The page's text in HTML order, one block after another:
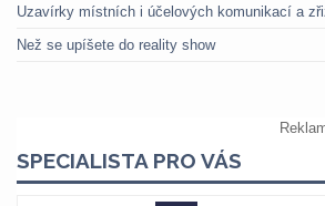
Uzavírky místních i účelových komunikací a
Než se upíšete do reality show